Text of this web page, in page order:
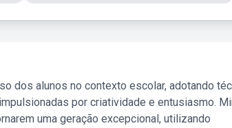
dos alunos no contexto escolar, adotando
por criatividade e entusiasmo.
uma geração excepcional, utilizando